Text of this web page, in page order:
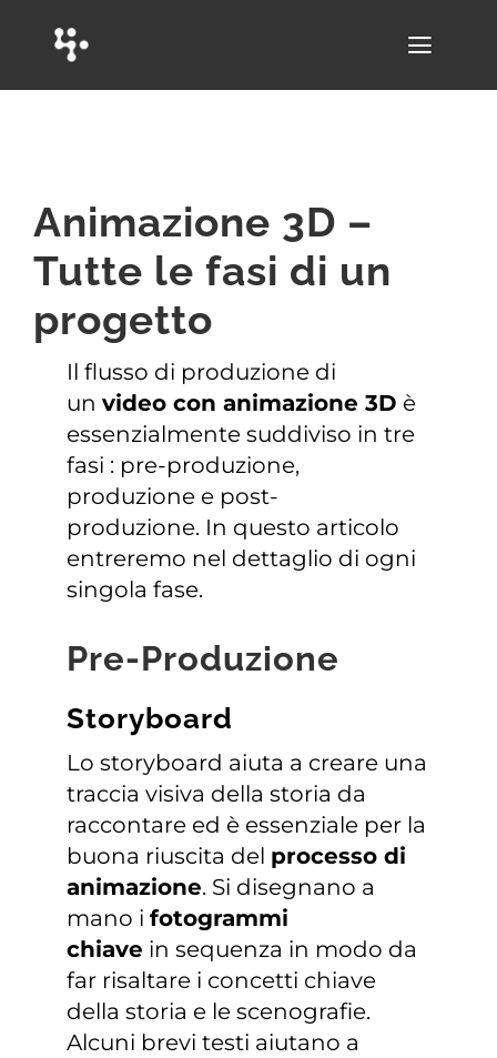
Toggle
VIDEO 3D
COMUNICAZIONE
PORTFOLIO
BLOG
CONTATTACI
Animazione 3D –
Tutte le fasi di un
progetto
Il flusso di produzione di
un video con animazione 3D è
essenzialmente suddiviso in tre
fasi : pre-produzione,
produzione e post-
produzione. In questo articolo
entreremo nel dettaglio di ogni
singola fase.
Pre-Produzione
Storyboard
Lo storyboard aiuta a creare una
traccia visiva della storia da
raccontare ed è essenziale per la
buona riuscita del processo di
animazione. Si disegnano a
mano i fotogrammi
chiave in sequenza in modo da
far risaltare i concetti chiave
della storia e le scenografie.
Alcuni brevi testi aiutano a